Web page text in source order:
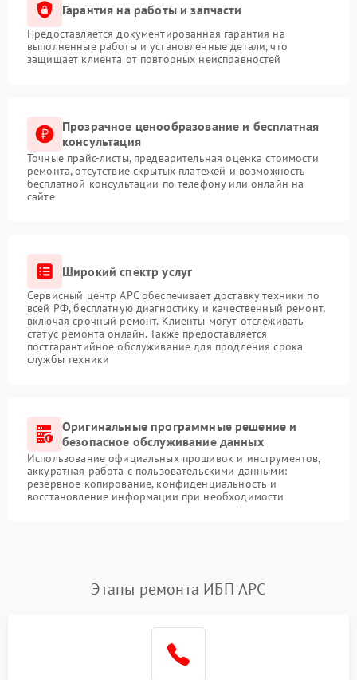
Гарантия на работы и запчасти
Предоставляется документированная гарантия на
выполненные работы и установленные детали, что
защищает клиента от повторных неисправностей
Прозрачное ценообразование и бесплатная
консультация
Точные прайс-листы, предварительная оценка стоимости
ремонта, отсутствие скрытых платежей и возможность
бесплатной консультации по телефону или онлайн на
сайте
Широкий спектр услуг
Сервисный центр APC обеспечивает доставку техники по
всей РФ, бесплатную диагностику и качественный ремонт,
включая срочный ремонт. Клиенты могут отслеживать
статус ремонта онлайн. Также предоставляется
постгарантийное обслуживание для продления срока
службы техники
Оригинальные программные решение и
безопасное обслуживание данных
Использование официальных прошивок и инструментов,
аккуратная работа с пользовательскими данными:
резервное копирование, конфиденциальность и
восстановление информации при необходимости
Этапы ремонта ИБП APC